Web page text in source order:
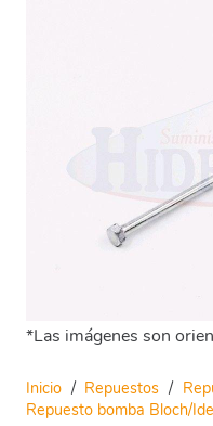
*Las imágenes son
Inicio / Repuestos /
Repuesto bomba Bloch/